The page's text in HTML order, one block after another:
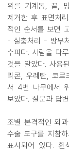
위를 기계톱, 끌,
제거한 후 표면처
적인 순서를 보면
- 살충처리 - 방부
수피다. 사람을 다
것을 알았다. 사용
리콘, 우레탄, 코
서 4번 나무에서
보았다. 질문과 답
조별 본격적인 외
수술 도구를 지참
표시되어 있다. 흰